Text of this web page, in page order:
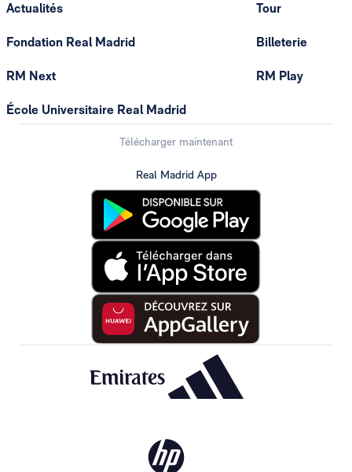
Actualités
Fondation Real Madrid
RM Next
École Universitaire Real Madrid
Tour
Billeterie
RM Play
Télécharger maintenant
Real Madrid App